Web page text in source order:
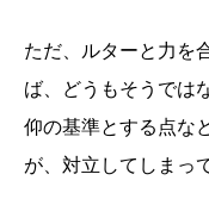
ただ、ルターと力を
ば、どうもそうでは
仰の基準とする点な
が、対立してしまっ